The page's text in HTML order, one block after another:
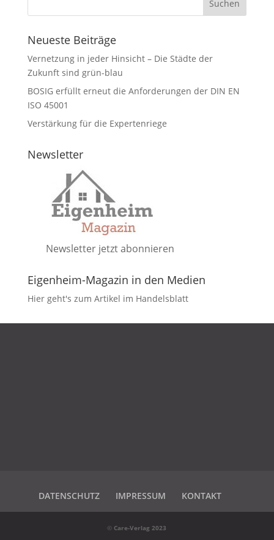
Neueste Beiträge
Vernetzung in jeder Hinsicht – Die Städte der
Zukunft sind grün-blau
BOSIG erfüllt erneut die Anforderungen der DIN EN
ISO 45001
Verstärkung für die Expertenriege
Newsletter
Newsletter jetzt abonnieren
Eigenheim-Magazin in den Medien
Hier geht's zum Artikel im Handelsblatt
DATENSCHUTZ
DATENSCHUTZ IMPRESSUM KONTAKT
© Care-Verlag 2023